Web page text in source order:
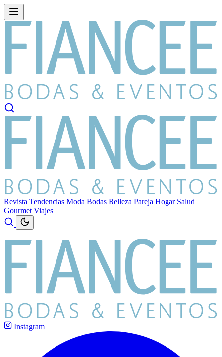
Revista Tendencias Moda Bodas Belleza Pareja Hogar Salud
Gourmet Viajes
Instagram